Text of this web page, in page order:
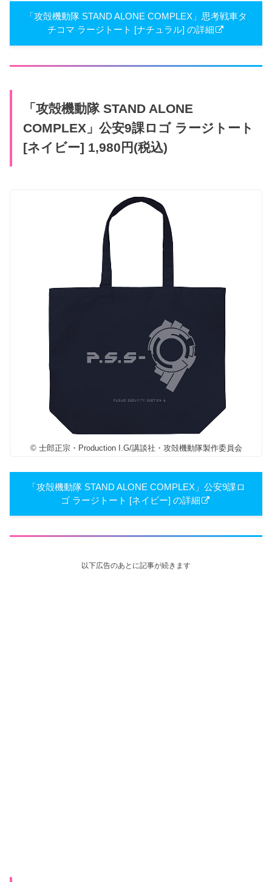
「攻殻機動隊 STAND ALONE COMPLEX」思考戦車タ
チコマ ラージトート [ナチュラル] の詳細
「攻殻機動隊 STAND ALONE
COMPLEX」公安9課ロゴ ラージトート
[ネイビー] 1,980円(税込)
© 士郎正宗・Production I.G/講談社・攻殻機動隊製作委員会
「攻殻機動隊 STAND ALONE COMPLEX」公安9課ロ
ゴ ラージトート [ネイビー] の詳細
以下広告のあとに記事が続きます